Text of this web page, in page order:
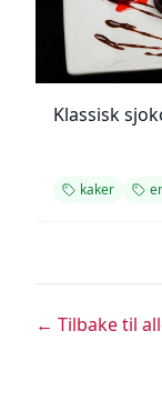
Klassisk
kaker
← Tilbake til